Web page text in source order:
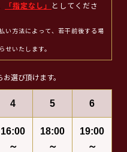
「指定なし」
としてくださ
い方法によって、若干前後する場
せいたします。
選び頂けます。
4 5 6
16:00
～
18:00
～
19:00
～